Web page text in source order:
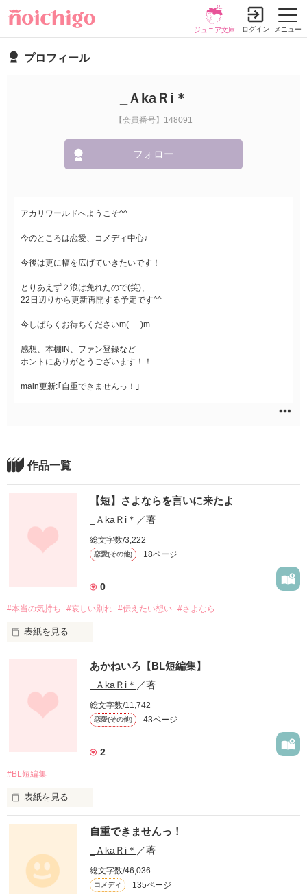
メニュー
ジュニア文庫 ログイン
プロフィール
_ＡkaＲi＊
【会員番号】148091
フォロー
アカリワールドへようこそ^^
今のところは恋愛、コメディ中心♪
今後は更に幅を広げていきたいです！
とりあえず２浪は免れたので(笑)、
22日辺りから更新再開する予定です^^
今しばらくお待ちくださいm(_ _)m
感想、本棚IN、ファン登録など
ホントにありがとうございます！！
main更新:｢自重できませんっ！｣
作品一覧
【短】さよならを言いに来たよ
_ＡkaＲi＊ ／著
総文字数/3,222
恋愛(その他) 18ページ
0
#本当の気持ち #哀しい別れ #伝えたい想い #さよなら
表紙を見る
君に逢えるなら。
『ありがとう』
その一言を、
あかねいろ【BL短編集】
_ＡkaＲi＊ ／著
総文字数/11,742
恋愛(その他) 43ページ
2
#BL短編集
表紙を見る
天の邪鬼で、
無愛想で、
自重できませんっ！
_ＡkaＲi＊ ／著
総文字数/46,036
コメディ 135ページ